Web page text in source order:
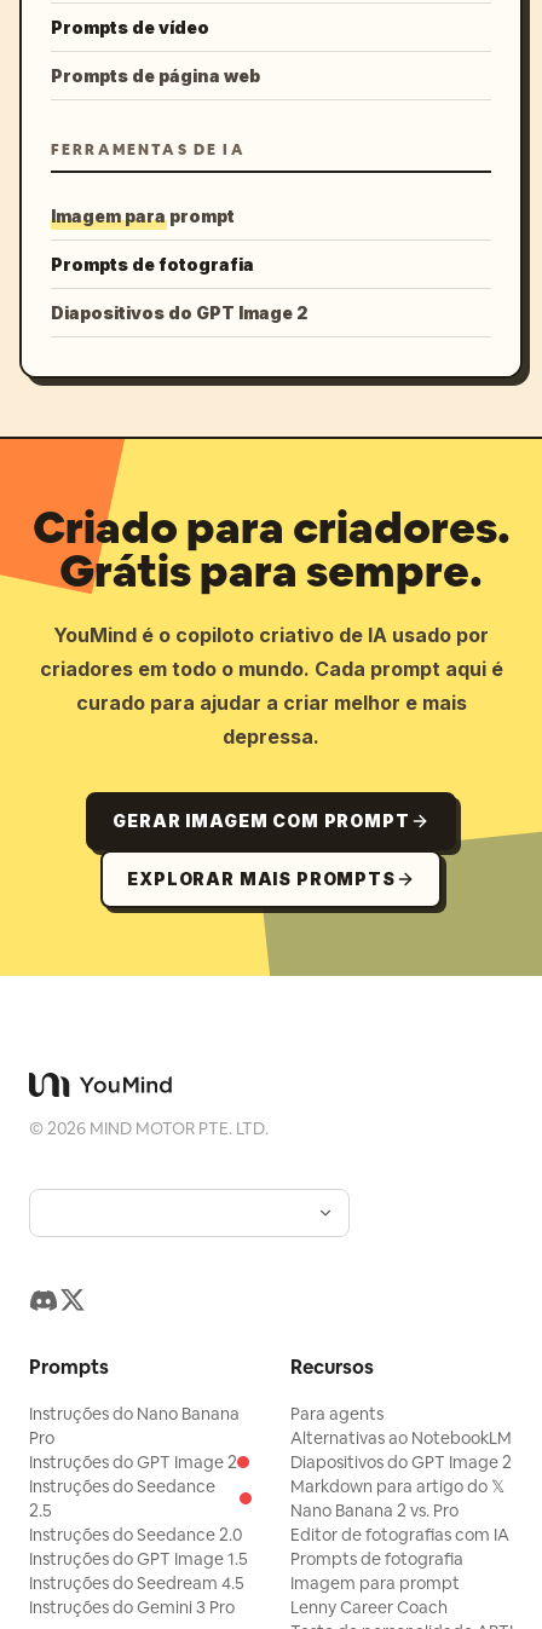
Prompts de vídeo
Prompts de página web
FERRAMENTAS DE IA
Imagem para prompt
Prompts de fotografia
Diapositivos do GPT Image 2
Criado para criadores.
Grátis para sempre.
YouMind é o copiloto criativo de IA usado por
criadores em todo o mundo. Cada prompt aqui é
curado para ajudar a criar melhor e mais
depressa.
GERAR IMAGEM COM PROMPT
EXPLORAR MAIS PROMPTS
©2026 MIND MOTOR PTE. LTD.
Prompts
Instruções do Nano Banana
Pro
Instruções do GPT Image 2
Instruções do Seedance
2.5
Instruções do Seedance 2.0
Instruções do GPT Image 1.5
Instruções do Seedream 4.5
Instruções do Gemini 3 Pro
Recursos
Para agents
Alternativas ao NotebookLM
Diapositivos do GPT Image 2
Markdown para artigo do 𝕏
Nano Banana 2 vs. Pro
Editor de fotografias com IA
Prompts de fotografia
Imagem para prompt
Lenny Career Coach